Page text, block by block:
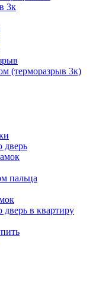
3к
(терморазрыв 3к)
дверь
пальца
в квартиру